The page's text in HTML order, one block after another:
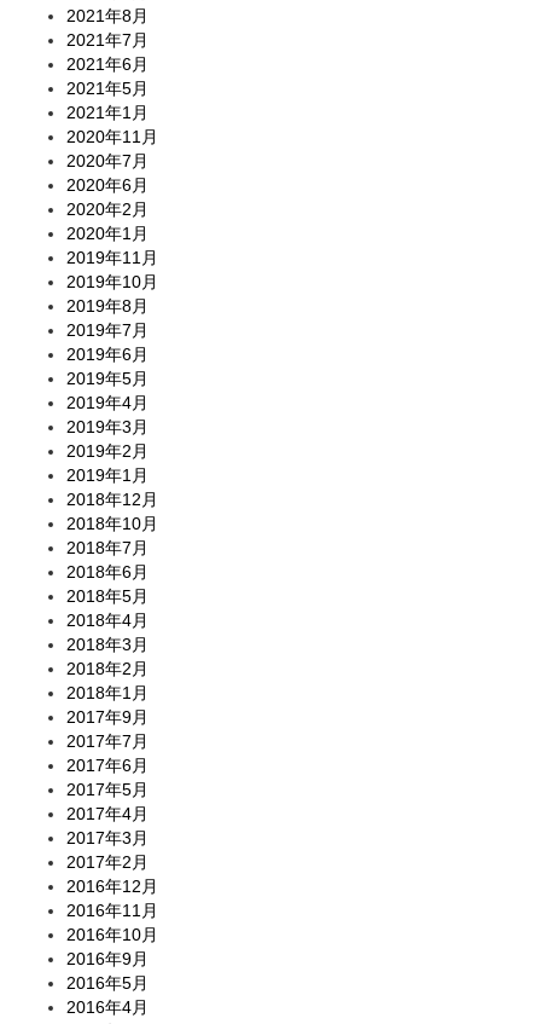
2021年8月
2021年7月
2021年6月
2021年5月
2021年1月
2020年11月
2020年7月
2020年6月
2020年2月
2020年1月
2019年11月
2019年10月
2019年8月
2019年7月
2019年6月
2019年5月
2019年4月
2019年3月
2019年2月
2019年1月
2018年12月
2018年10月
2018年7月
2018年6月
2018年5月
2018年4月
2018年3月
2018年2月
2018年1月
2017年9月
2017年7月
2017年6月
2017年5月
2017年4月
2017年3月
2017年2月
2016年12月
2016年11月
2016年10月
2016年9月
2016年5月
2016年4月